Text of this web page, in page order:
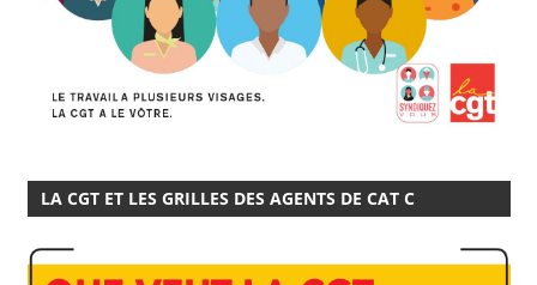
LA CGT ET LES GRILLES DES AGENTS DE CAT C